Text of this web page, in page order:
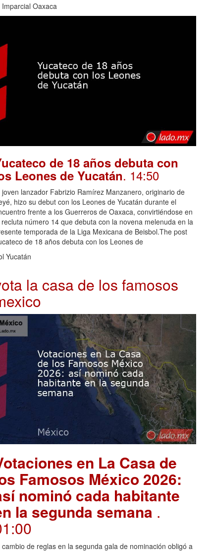
Imparcial Oaxaca
de 18 años debuta con
Leones de Yucatán. 14:50
joven lanzador Fabrizio Ramírez Manzanero, originario de
hizo su debut con los Leones de Yucatán durante el
frente a los Guerreros de Oaxaca, convirtiéndose en
número 14 que debuta con la novena melenuda en la
temporada de la Liga Mexicana de Beisbol.The post
de 18 años debuta con los Leones de
Yucatán
la casa de los famosos
en La Casa de
Famosos México 2026:
nominó cada habitante
la segunda semana .
cambio de reglas en la segunda gala de nominación obligó a